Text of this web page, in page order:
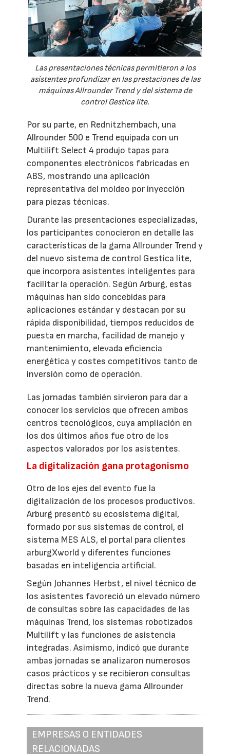
Las presentaciones técnicas permitieron a los
asistentes profundizar en las prestaciones de las
máquinas Allrounder Trend y del sistema de
control Gestica lite.
Por su parte, en Rednitzhembach, una
Allrounder 500 e Trend equipada con un
Multilift Select 4 produjo tapas para
componentes electrónicos fabricadas en
ABS, mostrando una aplicación
representativa del moldeo por inyección
para piezas técnicas.
Durante las presentaciones especializadas,
los participantes conocieron en detalle las
características de la gama Allrounder Trend y
del nuevo sistema de control Gestica lite,
que incorpora asistentes inteligentes para
facilitar la operación. Según Arburg, estas
máquinas han sido concebidas para
aplicaciones estándar y destacan por su
rápida disponibilidad, tiempos reducidos de
puesta en marcha, facilidad de manejo y
mantenimiento, elevada eficiencia
energética y costes competitivos tanto de
inversión como de operación.
Las jornadas también sirvieron para dar a
conocer los servicios que ofrecen ambos
centros tecnológicos, cuya ampliación en
los dos últimos años fue otro de los
aspectos valorados por los asistentes.
La digitalización gana protagonismo
Otro de los ejes del evento fue la
digitalización de los procesos productivos.
Arburg presentó su ecosistema digital,
formado por sus sistemas de control, el
sistema MES ALS, el portal para clientes
arburgXworld y diferentes funciones
basadas en inteligencia artificial.
Según Johannes Herbst, el nivel técnico de
los asistentes favoreció un elevado número
de consultas sobre las capacidades de las
máquinas Trend, los sistemas robotizados
Multilift y las funciones de asistencia
integradas. Asimismo, indicó que durante
ambas jornadas se analizaron numerosos
casos prácticos y se recibieron consultas
directas sobre la nueva gama Allrounder
Trend.
EMPRESAS O ENTIDADES
RELACIONADAS